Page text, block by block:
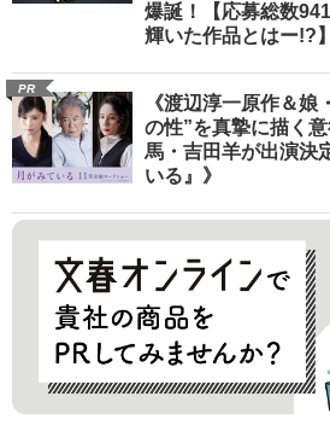
爆誕！【応募総数
輝いた作品とはー!?】
PR
《渡辺淳一原作＆
の性”を真摯に描く
馬・吉田羊が出演決
いる』》